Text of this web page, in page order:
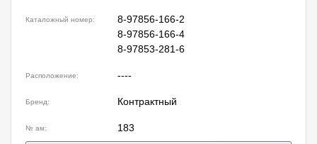
Каталожный номер:
8-97856-166-2
8-97856-166-4
8-97853-281-6
Расположение: ----
Бренд: Контрактный
№ ам: 183